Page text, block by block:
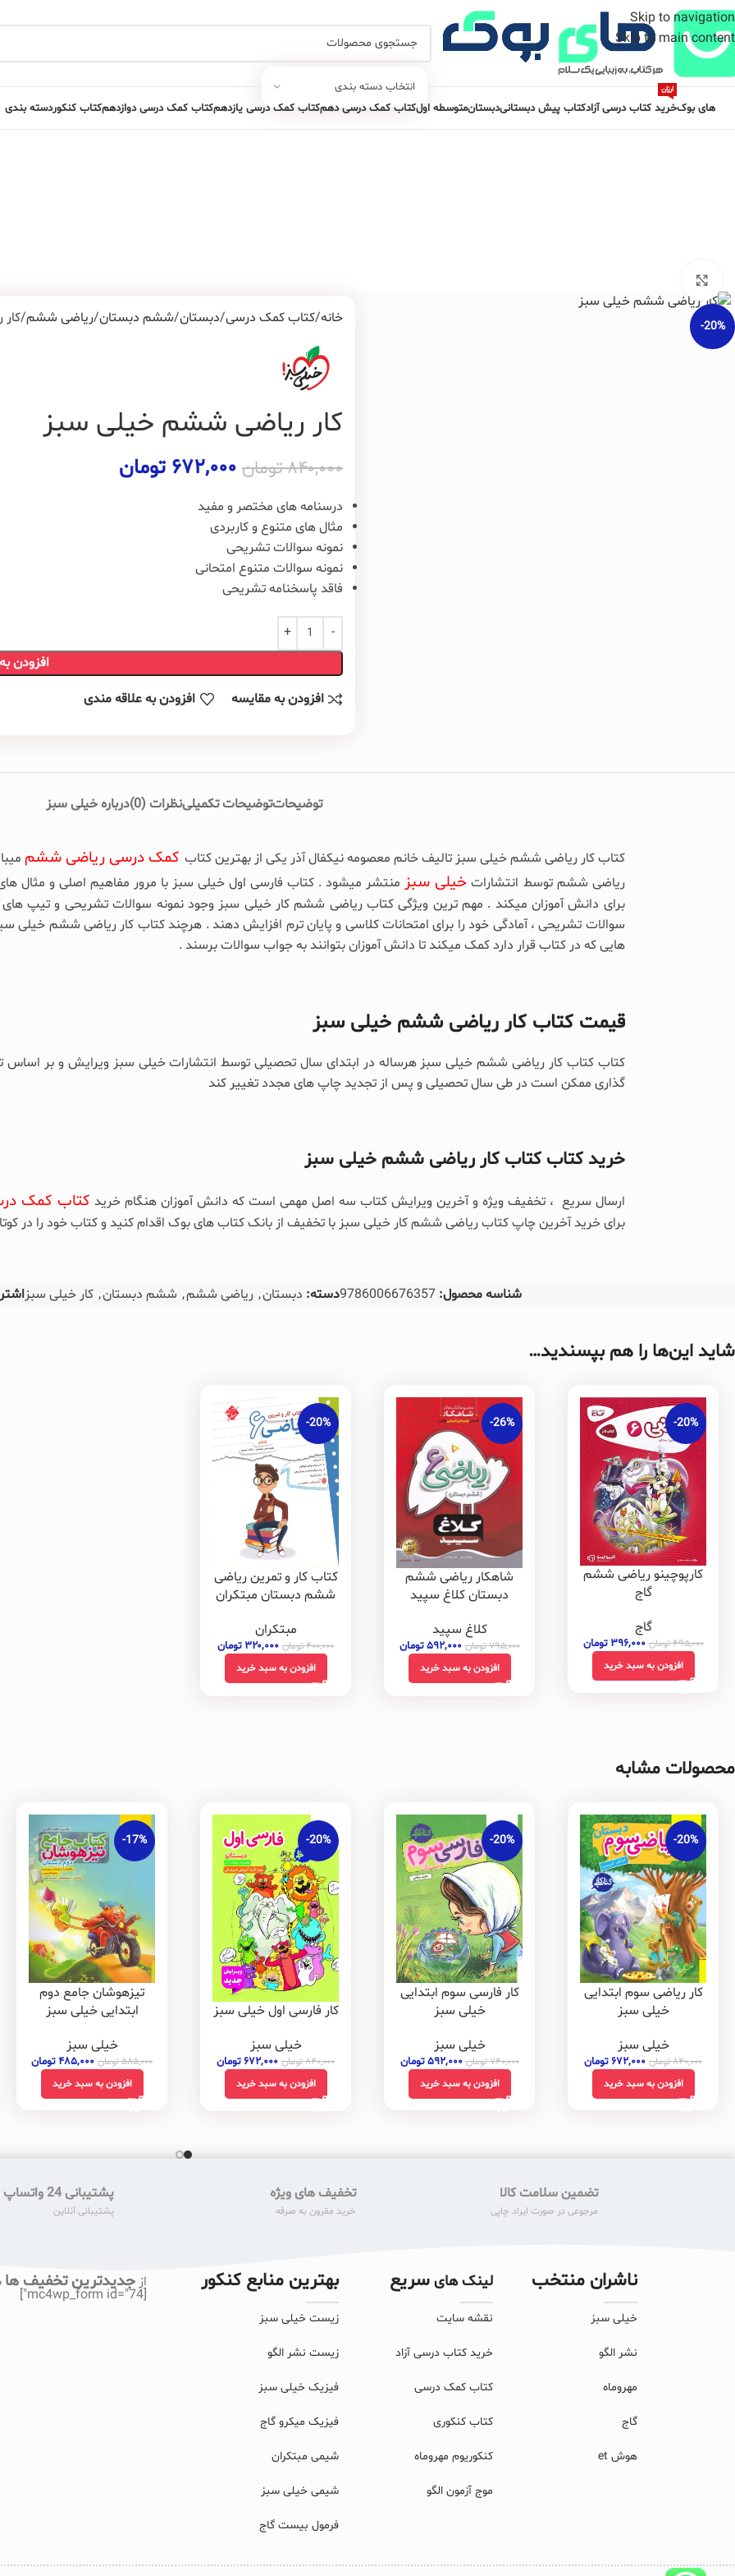
Skip to navigation
Skip to main content
انتخاب دسته بندی
های بوکخرید کتاب درسی آزاد
ارزان
کتاب پیش دبستانیدبستانمتوسطه اولکتاب کمک درسی دهمکتاب کمک درسی یازدهمکتاب کمک درسی دوازدهمکتاب کنکوردسته بندی
-20% خانه کتاب کمک درسی دبستان ششم دبستان ریاضی ششم
کار ریاضی ششم خیلی سبز
۸۴۰,۰۰۰تومان ۶۷۲,۰۰۰ تومان
درسنامه های مختصر و مفید
مثال های متنوع و کاربردی
نمونه سوالات تشریحی
نمونه سوالات متنوع امتحانی
فاقد پاسخنامه تشریحی
افزودن
افزودن به مقایسه افزودن به علاقه مندی
توضیحاتتوضیحات تکمیلینظرات (0) درباره خیلی سبز
کتاب کار ریاضی ششم خیلی سبز تالیف خانم معصومه نیکفال آذر یکی از بهترین کتاب کمک درسی ریاضی ششم
ریاضی ششم توسط انتشارات خیلی سبز منتشر میشود . کتاب فارسی اول خیلی سبز با مرور مفاهیم اصلی و مثال
برای دانش آموزان میکند . مهم ترین ویژگی کتاب ریاضی ششم کار خیلی سبز وجود نمونه سوالات تشریحی و تیپ
سوالات تشریحی ، آمادگی خود را برای امتحانات کلاسی و پایان ترم افزایش دهند . هرچند کتاب کار ریاضی ششم خیلی
هایی که در کتاب قرار دارد کمک میکند تا دانش آموزان بتوانند به جواب سوالات برسند .
قیمت کتاب کار ریاضی ششم خیلی سبز
کتاب کتاب کار ریاضی ششم خیلی سبز هرساله در ابتدای سال تحصیلی توسط انتشارات خیلی سبز ویرایش و بر
گذاری ممکن است در طی سال تحصیلی و پس از تجدید چاپ های مجدد تغییر کند
خرید کتاب کتاب کار ریاضی ششم خیلی سبز
ارسال سریع ، تخفیف ویژه و آخرین ویرایش کتاب سه اصل مهمی است که دانش آموزان هنگام خرید کتاب کمک
برای خرید آخرین چاپ کتاب ریاضی ششم کار خیلی سبز با تخفیف از بانک کتاب های بوک اقدام کنید و کتاب خود را در
شناسه محصول:9786006676357دسته: دبستان, ریاضی ششم, ششم دبستان, کار خیلی سبز
شاید این‌ها را هم بپسندید…
-20%
کارپوچینو ریاضی ششم
گاج
گاج
۴۹۵,۰۰۰تومان ۳۹۶,۰۰۰ تومان
افزودن به سبد خرید
-26%
شاهکار ریاضی ششم
دبستان کلاغ سپید
کلاغ سپید
۷۹۵,۰۰۰تومان ۵۹۲,۰۰۰ تومان
افزودن به سبد خرید
-20%
کتاب کار و تمرین ریاضی
ششم دبستان مبتکران
مبتکران
۴۰۰,۰۰۰تومان ۳۲۰,۰۰۰ تومان
افزودن به سبد خرید
محصولات مشابه
-20%
کار ریاضی سوم ابتدایی
خیلی سبز
خیلی سبز
۸۴۰,۰۰۰تومان ۶۷۲,۰۰۰ تومان
افزودن به سبد خرید
-20%
کار فارسی سوم ابتدایی
خیلی سبز
خیلی سبز
۷۴۰,۰۰۰تومان ۵۹۲,۰۰۰ تومان
افزودن به سبد خرید
-20%
کار فارسی اول خیلی سبز
خیلی سبز
۸۴۰,۰۰۰تومان ۶۷۲,۰۰۰ تومان
افزودن به سبد خرید
-17%
تیزهوشان جامع دوم
ابتدایی خیلی سبز
خیلی سبز
۵۸۵,۰۰۰تومان ۴۸۵,۰۰۰ تومان
افزودن به سبد خرید
تضمین سلامت کالا
مرجوعی در صورت ایراد چاپی
تخفیف های ویژه
خرید مقرون به صرفه
پشتیبانی 24 واتساپ
پشتیبانی آنلاین
ناشران منتخب
خیلی سبز
نشر الگو
مهروماه
گاج
هوش et
لینک های سریع
نقشه سایت
خرید کتاب درسی آزاد
کتاب کمک درسی
کتاب کنکوری
کنکوریوم مهروماه
موج آزمون الگو
بهترین منابع کنکور
زیست خیلی سبز
زیست نشر الگو
فیزیک خیلی سبز
فیزیک میکرو گاج
شیمی مبتکران
شیمی خیلی سبز
فرمول بیست گاج
از جدیدترین تخفیف ها
[mc4wp_form id="74"]